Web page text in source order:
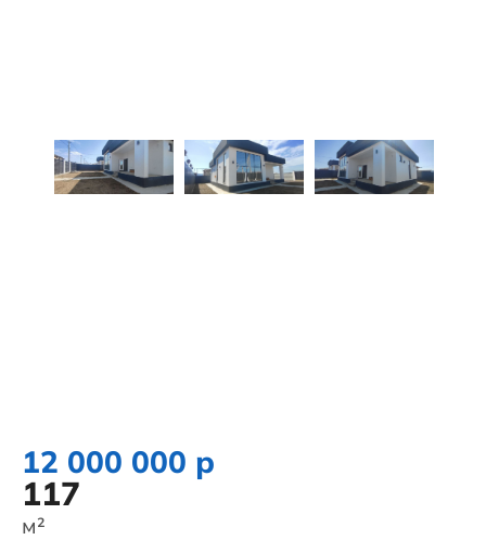
12 000 000 р
117
м²